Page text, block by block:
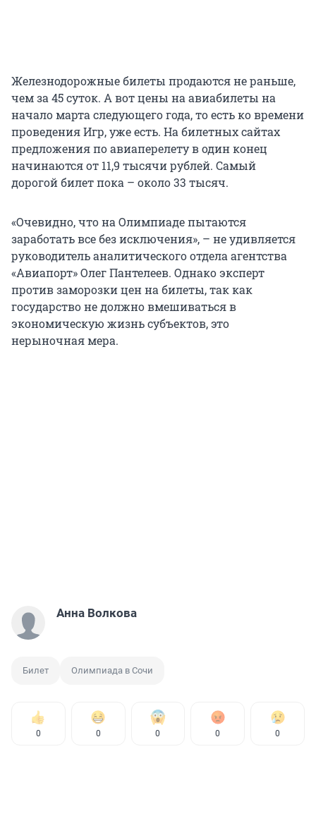
Железнодорожные билеты продаются не раньше,
чем за 45 суток. А вот цены на авиабилеты на
начало марта следующего года, то есть ко времени
проведения Игр, уже есть. На билетных сайтах
предложения по авиаперелету в один конец
начинаются от 11,9 тысячи рублей. Самый
дорогой билет пока – около 33 тысяч.
«Очевидно, что на Олимпиаде пытаются
заработать все без исключения», – не удивляется
руководитель аналитического отдела агентства
«Авиапорт» Олег Пантелеев. Однако эксперт
против заморозки цен на билеты, так как
государство не должно вмешиваться в
экономическую жизнь субъектов, это
нерыночная мера.
Анна Волкова
Билет Олимпиада в Сочи
0 0 0 0 0